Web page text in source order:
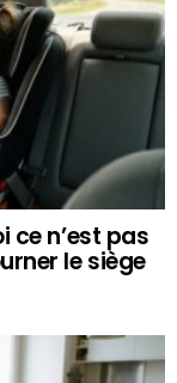
ce n’est pas
le siège